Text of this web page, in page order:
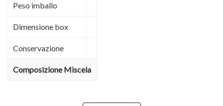
Peso imballo
Dimensione box
Conservazione
Composizione Miscela